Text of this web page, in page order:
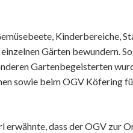
Kinderbereiche,
Gärten bewundern.
Gartenbegeisterten
sowie beim OGV Köfering
dass der OGV zur